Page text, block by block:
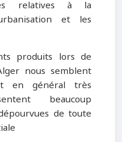
relatives à la
et les
produits lors de
nous semblent
en général très
beaucoup
de toute